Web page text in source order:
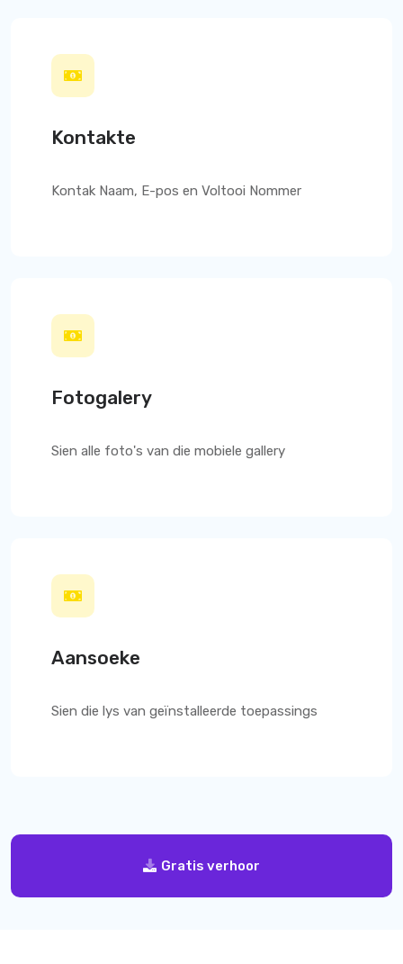
Kontakte
Kontak Naam, E-pos en Voltooi Nommer
Fotogalery
Sien alle foto's van die mobiele gallery
Aansoeke
Sien die lys van geïnstalleerde toepassings
Gratis verhoor